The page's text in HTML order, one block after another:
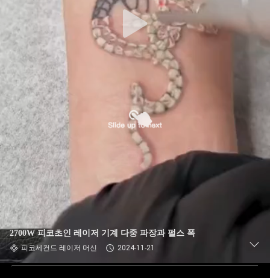
2700W 피코초인 레이저 기계 다중 파장과 펄스 폭
피코세컨드 레이저 머신 2024-11-21